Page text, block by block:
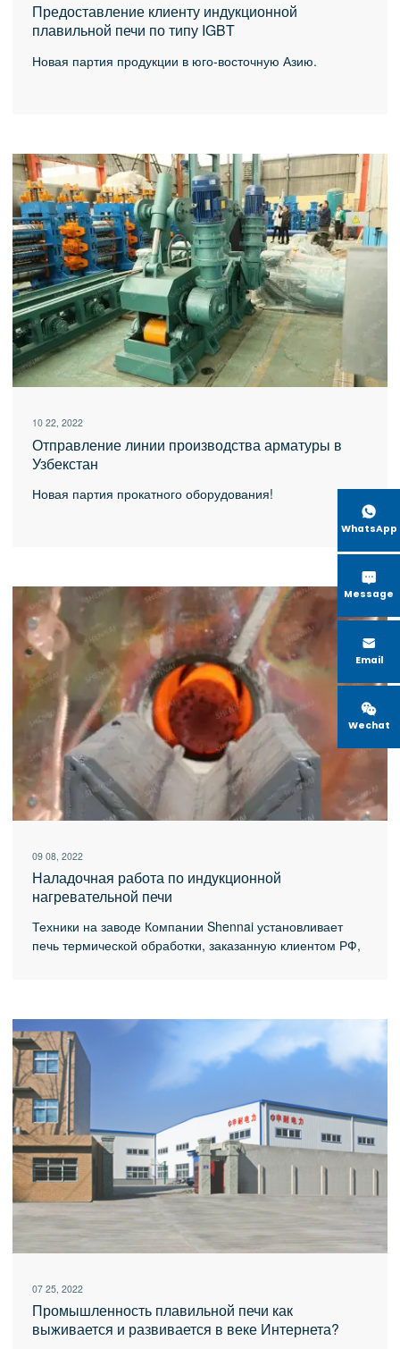

WhatsApp

Message

Email

Wechat
Предоставление клиенту индукционной
плавильной печи по типу IGBT
Новая партия продукции в юго-восточную Азию.
10 22, 2022
Отправление линии производства арматуры в
Узбекстан
Новая партия прокатного оборудования!
09 08, 2022
Наладочная работа по индукционной
нагревательной печи
Техники на заводе Компании Shennai установливает
печь термической обработки, заказанную клиентом РФ,
07 25, 2022
Промышленность плавильной печи как
выживается и развивается в веке Интернета?